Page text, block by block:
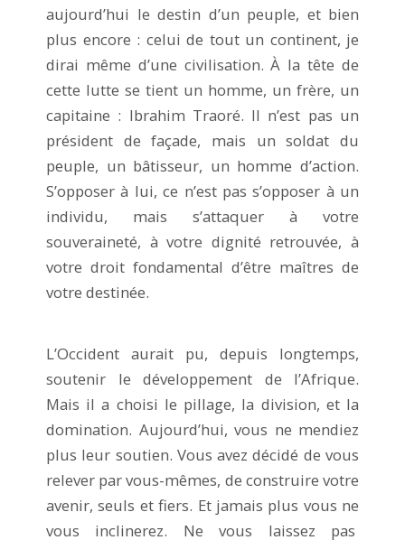
aujourd’hui le destin d’un peuple, et bien
plus encore : celui de tout un continent, je
dirai même d’une civilisation. À la tête de
cette lutte se tient un homme, un frère, un
capitaine : Ibrahim Traoré. Il n’est pas un
président de façade, mais un soldat du
peuple, un bâtisseur, un homme d’action.
S’opposer à lui, ce n’est pas s’opposer à un
individu, mais s’attaquer à votre
souveraineté, à votre dignité retrouvée, à
votre droit fondamental d’être maîtres de
votre destinée.
L’Occident aurait pu, depuis longtemps,
soutenir le développement de l’Afrique.
Mais il a choisi le pillage, la division, et la
domination. Aujourd’hui, vous ne mendiez
plus leur soutien. Vous avez décidé de vous
relever par vous-mêmes, de construire votre
avenir, seuls et fiers. Et jamais plus vous ne
vous inclinerez. Ne vous laissez pas